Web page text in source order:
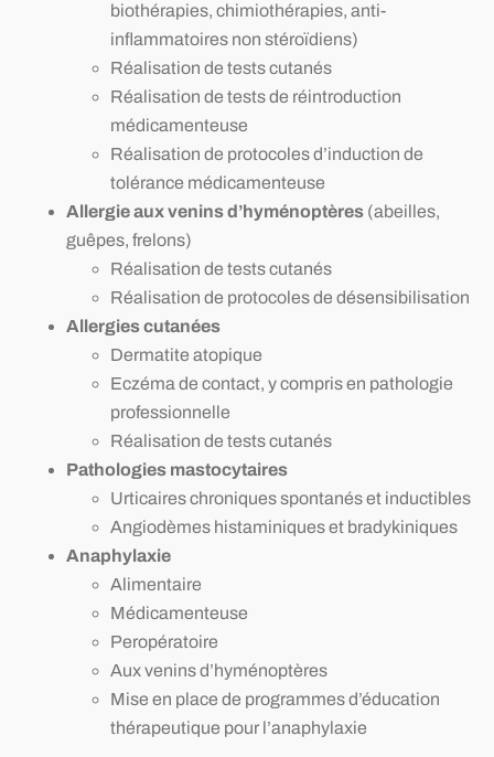
biothérapies, chimiothérapies, anti-
inflammatoires non stéroïdiens)
Réalisation de tests cutanés
Réalisation de tests de réintroduction
médicamenteuse
Réalisation de protocoles d’induction de
tolérance médicamenteuse
Allergie aux venins d’hyménoptères (abeilles,
guêpes, frelons)
Réalisation de tests cutanés
Réalisation de protocoles de désensibilisation
Allergies cutanées
Dermatite atopique
Eczéma de contact, y compris en pathologie
professionnelle
Réalisation de tests cutanés
Pathologies mastocytaires
Urticaires chroniques spontanés et inductibles
Angiodèmes histaminiques et bradykiniques
Anaphylaxie
Alimentaire
Médicamenteuse
Peropératoire
Aux venins d’hyménoptères
Mise en place de programmes d’éducation
thérapeutique pour l’anaphylaxie